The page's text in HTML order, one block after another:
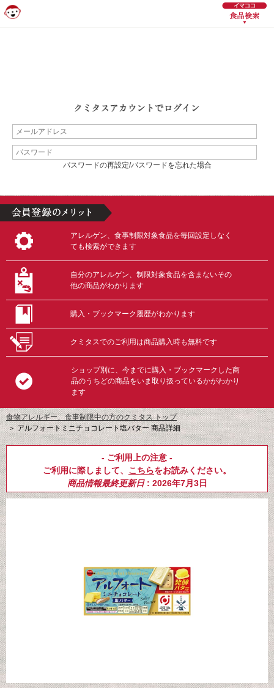
パスワードの再設定/パスワードを忘れた場合
アレルゲン、食事制限対象食品を毎回設定しなく
ても検索ができます
自分のアレルゲン、制限対象食品を含まないその
他の商品がわかります
購入・ブックマーク履歴がわかります
クミタスでのご利用は商品購入時も無料です
ショップ別に、今までに購入・ブックマークした商
品のうちどの商品をいま取り扱っているかがわかり
ます
食物アレルギー、食事制限中の方のクミタス トップ
＞アルフォートミニチョコレート塩バター 商品詳細
- ご利用上の注意 -
ご利用に際しまして、 こちらをお読みください。
商品情報最終更新日: 2026年7月3日